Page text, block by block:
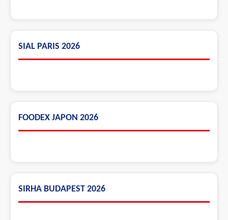
SIAL PARIS 2026
FOODEX JAPON 2026
SIRHA BUDAPEST 2026